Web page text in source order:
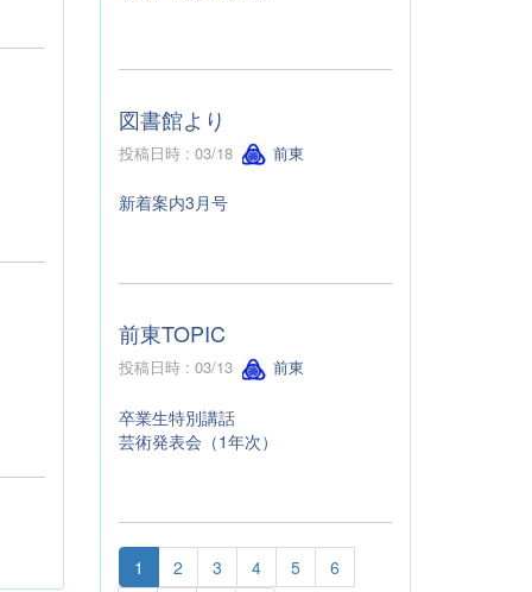
図書館より
投稿日時 : 03/18 前東
新着案内3月号
前東TOPIC
投稿日時 : 03/13 前東
卒業生特別講話
芸術発表会（1年次）
1 2 3 4 5
6